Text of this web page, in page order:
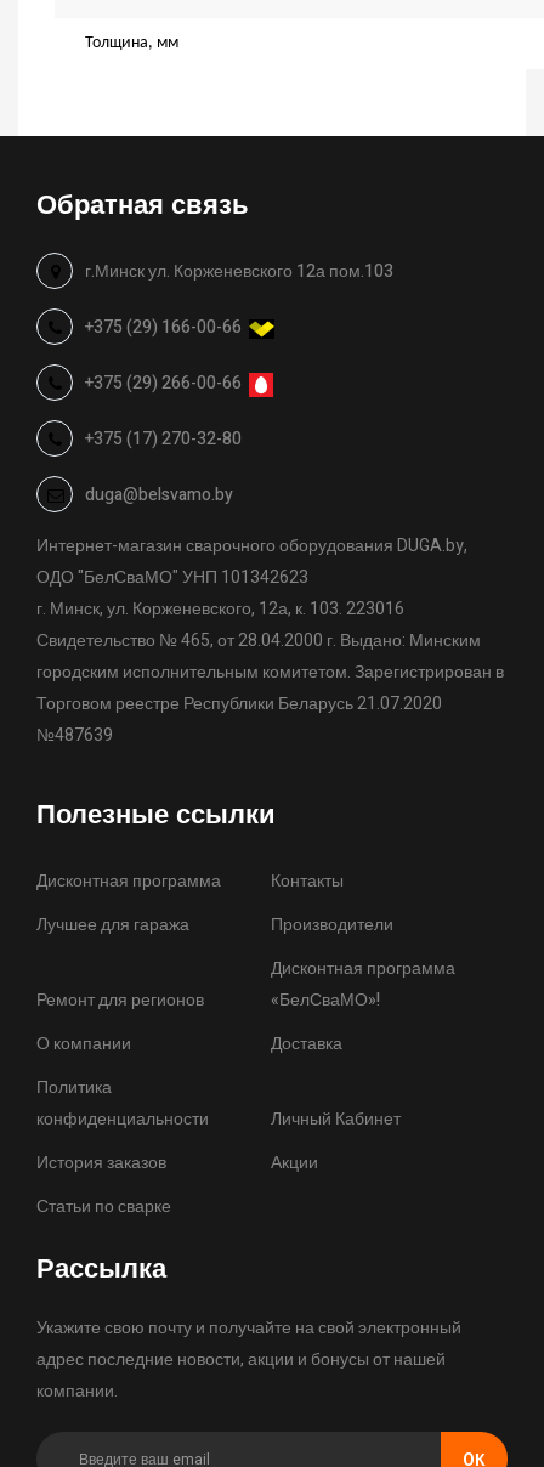
Толщина, мм
Обратная связь
г.Минск ул. Корженевского 12а пом.103
+375 (29) 166-00-66
+375 (29) 266-00-66
+375 (17) 270-32-80
duga@belsvamo.by
Интернет-магазин сварочного оборудования DUGA.by,
ОДО "БелСваМО" УНП 101342623
г. Минск, ул. Корженевского, 12а, к. 103. 223016
Свидетельство № 465, от 28.04.2000 г. Выдано: Минским
городским исполнительным комитетом. Зарегистрирован в
Торговом реестре Республики Беларусь 21.07.2020
№487639
Полезные ссылки
Дисконтная программа
Контакты
Лучшее для гаража
Производители
Ремонт для регионов
Дисконтная программа
«БелСваМО»!
О компании
Доставка
Политика
конфиденциальности
Личный Кабинет
История заказов
Акции
Статьи по сварке
Рассылка
Укажите свою почту и получайте на свой электронный
адрес последние новости, акции и бонусы от нашей
компании.
OК